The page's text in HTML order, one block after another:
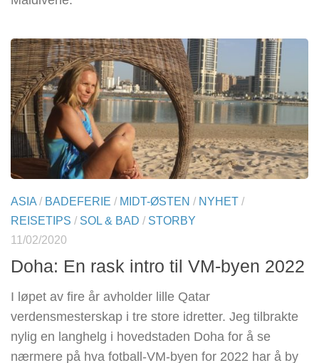
ASIA/ BADEFERIE / MIDT-ØSTEN / NYHET /
REISETIPS / SOL & BAD / STORBY
11/02/2020
Doha: En rask intro til VM-byen 2022
I løpet av fire år avholder lille Qatar
verdensmesterskap i tre store idretter. Jeg tilbrakte
nylig en langhelg i hovedstaden Doha for å se
nærmere på hva fotball-VM-byen for 2022 har å by